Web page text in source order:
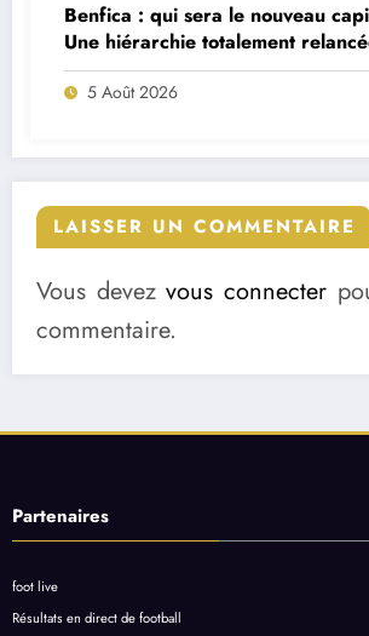
Benfica : qui sera le nouveau
Une hiérarchie totalement
deux départs majeurs
5 Août 2026
LAISSER UN COMMENTAIRE
Vous devezvous connecter
commentaire.
Partenaires
foot live
Résultats en direct de football